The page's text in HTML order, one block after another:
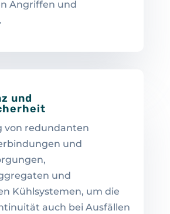
Angriffen und
und
von redundanten
und
und
Kühlsystemen, um die
auch bei Ausfällen